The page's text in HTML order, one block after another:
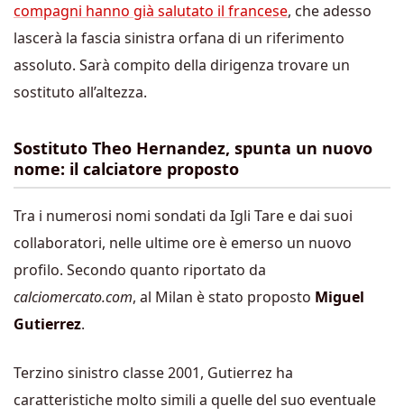
compagni hanno già salutato il francese, che adesso
lascerà la fascia sinistra orfana di un riferimento
assoluto. Sarà compito della dirigenza trovare un
sostituto all’altezza.
Sostituto Theo Hernandez, spunta un nuovo
nome: il calciatore proposto
Tra i numerosi nomi sondati da Igli Tare e dai suoi
collaboratori, nelle ultime ore è emerso un nuovo
profilo. Secondo quanto riportato da
calciomercato.com, al Milan è stato proposto Miguel
Gutierrez.
Terzino sinistro classe 2001, Gutierrez ha
caratteristiche molto simili a quelle del suo eventuale